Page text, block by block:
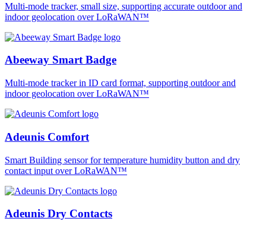
Multi-mode tracker, small size, supporting accurate outdoor and
indoor geolocation over LoRaWAN™
Abeeway Smart Badge
Multi-mode tracker in ID card format, supporting outdoor and
indoor geolocation over LoRaWAN™
Adeunis Comfort
Smart Building sensor for temperature humidity button and dry
contact input over LoRaWAN™
Adeunis Dry Contacts